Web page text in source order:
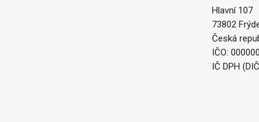
Hlavní 107
73802
Česká
IČO:
IČ DPH